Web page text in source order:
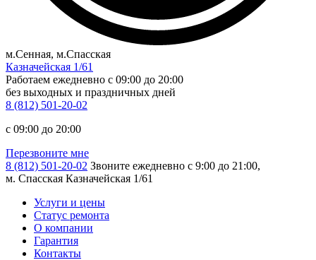
м.Сенная, м.Спасская
Казначейская 1/61
Работаем ежедневно c 09:00 до 20:00
без выходных и праздничных дней
8 (812) 501-20-02
c 09:00 до 20:00
Перезвоните мне
8 (812) 501-20-02 Звоните ежедневно с 9:00 до 21:00,
м. Спасская Казначейская 1/61
Услуги и цены
Статус ремонта
О компании
Гарантия
Контакты